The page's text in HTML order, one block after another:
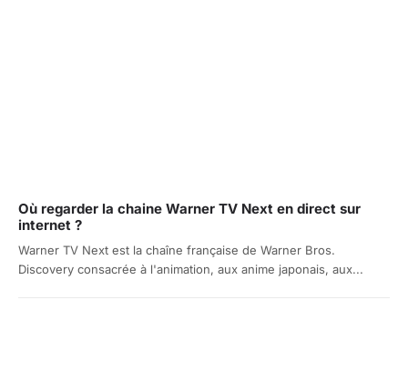
Où regarder la chaine Warner TV Next en direct sur
internet ?
Warner TV Next est la chaîne française de Warner Bros.
Discovery consacrée à l'animation, aux anime japonais, aux...